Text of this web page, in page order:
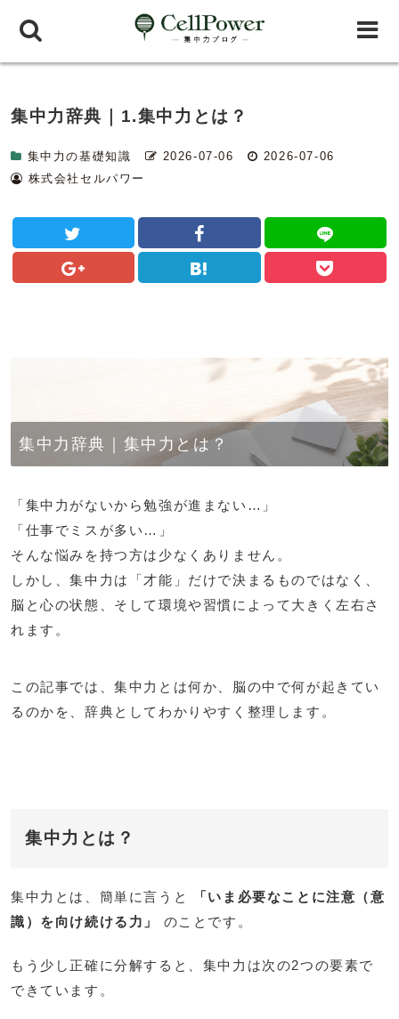
集中力辞典｜1.集中力とは？
集中力の基礎知識 2026-07-06
2026-07-06
株式会社セルパワー
集中力辞典｜集中力とは？
「集中力がないから勉強が進まない…」
「仕事でミスが多い…」
そんな悩みを持つ方は少なくありません。
しかし、集中力は「才能」だけで決まるものではなく、
脳と心の状態、そして環境や習慣によって大きく左右さ
れます。
この記事では、集中力とは何か、脳の中で何が起きてい
るのかを、辞典としてわかりやすく整理します。
集中力とは？
集中力とは、簡単に言うと
「いま必要なことに注意（意
識）を向け続ける力」
のことです。
もう少し正確に分解すると、集中力は次の2つの要素で
できています。